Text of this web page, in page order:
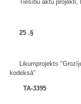
Tiesību aktu
25 .§
Likumprojekts
kodeksā"
TA-3395